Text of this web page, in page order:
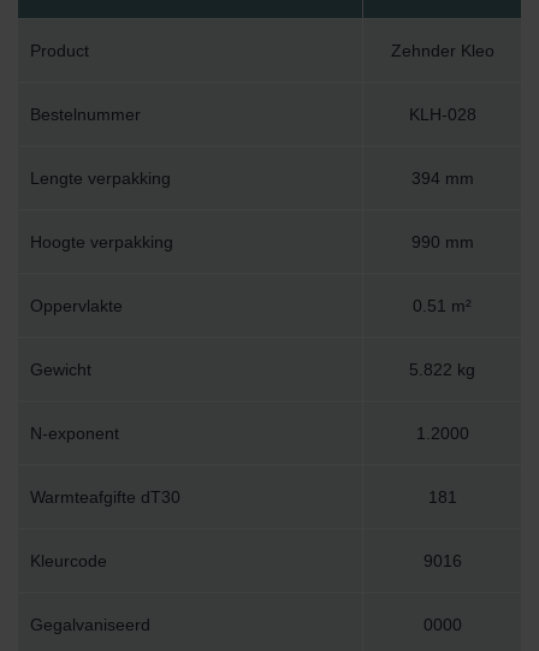
Product Zehnder Kleo
Bestelnummer KLH-028
Lengte verpakking 394 mm
Hoogte verpakking 990 mm
Oppervlakte 0.51 m²
Gewicht 5.822 kg
N-exponent 1.2000
Warmteafgifte dT30 181
Kleurcode 9016
Gegalvaniseerd 0000